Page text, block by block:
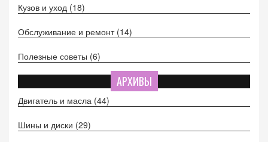
Кузов и уход (18)
Обслуживание и ремонт (14)
Полезные советы (6)
АРХИВЫ
Двигатель и масла (44)
Шины и диски (29)